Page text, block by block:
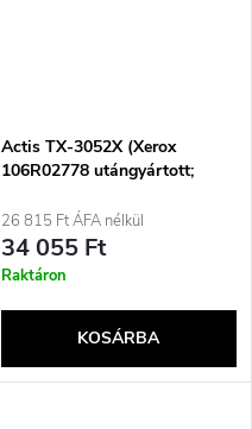
Actis TX-3052X (Xerox
106R02778 utángyártott;
26 815 Ft ÁFA nélkül
34 055 Ft
Raktáron
KOSÁRBA